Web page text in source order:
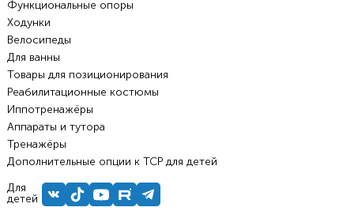
Функциональные опоры
Ходунки
Велосипеды
Для ванны
Товары для позиционирования
Реабилитационные костюмы
Иппотренажёры
Аппараты и тутора
Тренажёры
Дополнительные опции к ТСР для детей
Для
детей